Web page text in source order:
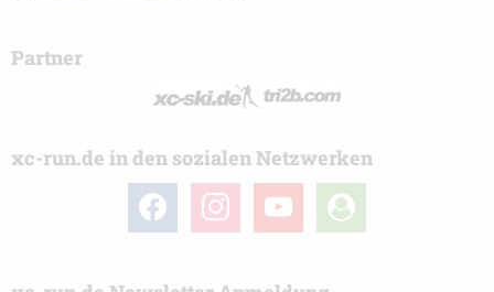
Partner
xc-run.de in den sozialen Netzwerken
facebook instagramyoutube
user-
circle